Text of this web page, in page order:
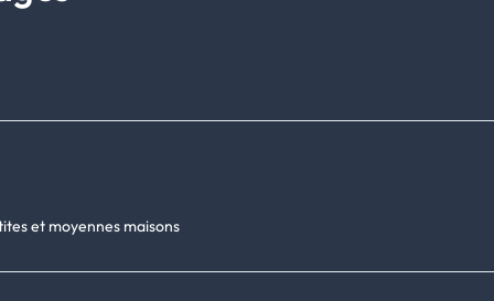
et moyennes maisons